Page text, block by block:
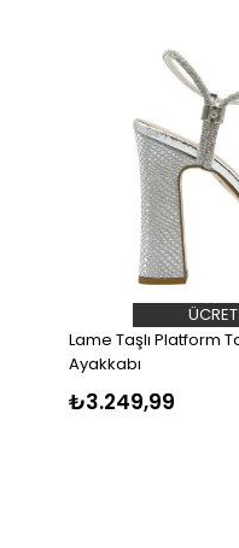
Lame Taşlı Platform
Ayakkabı
₺3.249,99